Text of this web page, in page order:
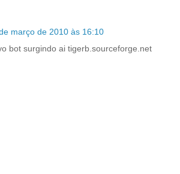
março de 2010 às 16:10
bot surgindo ai tigerb.sourceforge.net